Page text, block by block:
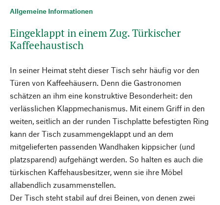
Allgemeine Informationen
Eingeklappt in einem Zug. Türkischer
Kaffeehaustisch
In seiner Heimat steht dieser Tisch sehr häufig vor den
Türen von Kaffeehäusern. Denn die Gastronomen
schätzen an ihm eine konstruktive Besonderheit: den
verlässlichen Klappmechanismus. Mit einem Griff in den
weiten, seitlich an der runden Tischplatte befestigten Ring
kann der Tisch zusammengeklappt und an dem
mitgelieferten passenden Wandhaken kippsicher (und
platzsparend) aufgehängt werden. So halten es auch die
türkischen Kaffehausbesitzer, wenn sie ihre Möbel
allabendlich zusammenstellen.
Der Tisch steht stabil auf drei Beinen, von denen zwei